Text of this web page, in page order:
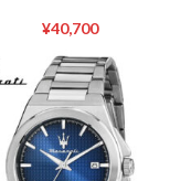
¥40,700